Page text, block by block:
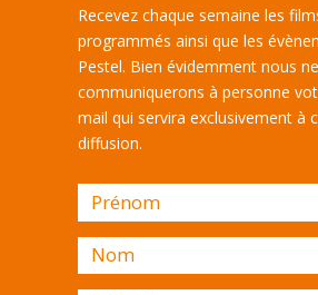
Recevez chaque semaine les
programmés ainsi que les
Pestel. Bien évidemment nous ne
communiquerons à personne
mail qui servira exclusivement à
diffusion.